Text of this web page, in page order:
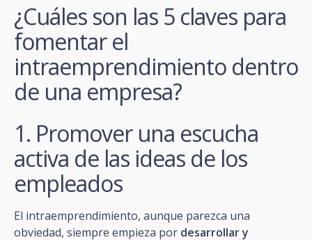
¿Cuáles son las 5 claves para
fomentar el
intraemprendimiento dentro
de una empresa?
1. Promover una escucha
activa de las ideas de los
empleados
El intraemprendimiento, aunque parezca una
obviedad, siempre empieza por desarrollar y